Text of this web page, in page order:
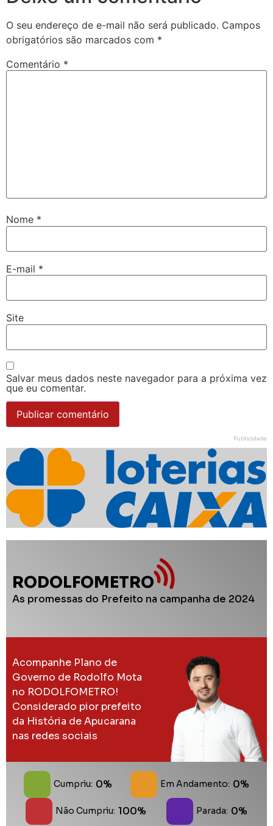
O seu endereço de e-mail não será publicado. Campos
obrigatórios são marcados com *
Comentário *
Nome *
E-mail *
Site
Salvar meus dados neste navegador para a próxima vez
que eu comentar.
Publicidade
RODOLFOMETRO
As promessas do Prefeito na campanha de 2024
Acompanhe Plano de
Governo de Rodolfo Mota
no RODOLFOMETRO!
Considerado pior prefeito
da História de Apucarana
nas redes sociais
Cumpriu: 0% Em Andamento: 0%
Não Cumpriu: 100% Parada: 0%